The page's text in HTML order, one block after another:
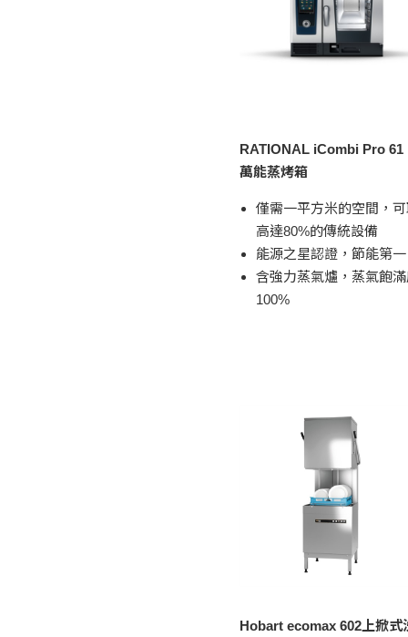
RATIONAL iCombi Pro 61
萬能蒸烤箱
僅需一平方米的空間，
高達80%的傳統設備
能源之星認證，節能第一
含強力蒸氣爐，蒸氣飽
100%
Hobart ecomax 602上掀式